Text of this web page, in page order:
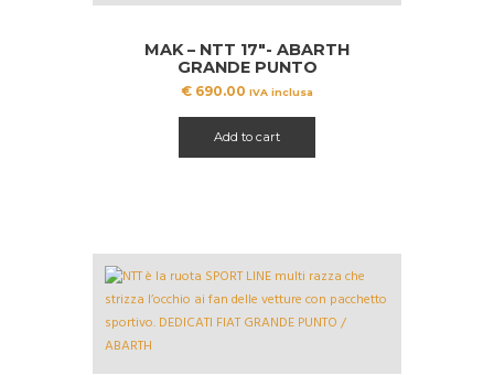
MAK – NTT 17″- ABARTH
GRANDE PUNTO
€ 690.00 IVA inclusa
Add to cart